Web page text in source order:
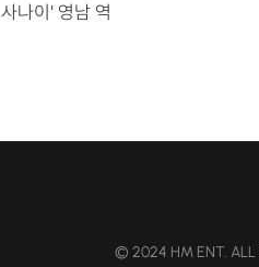
나이' 영남 역
© 2024 HM ENT. ALL